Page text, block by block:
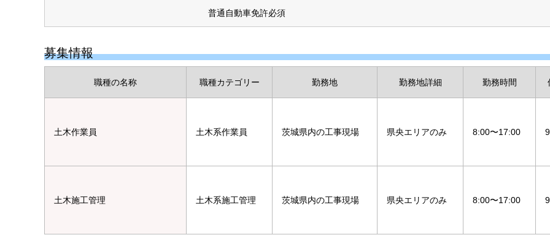
普通自動車免許必須
募集情報
職種の名称 職種カテゴリー 勤務地 勤務地詳細 勤務時間
土木作業員 土木系作業員 茨城県内の工事現場 県央エリアのみ 8:00〜17:00
土木施工管理 土木系施工管理 茨城県内の工事現場 県央エリアのみ 8:00〜17:00